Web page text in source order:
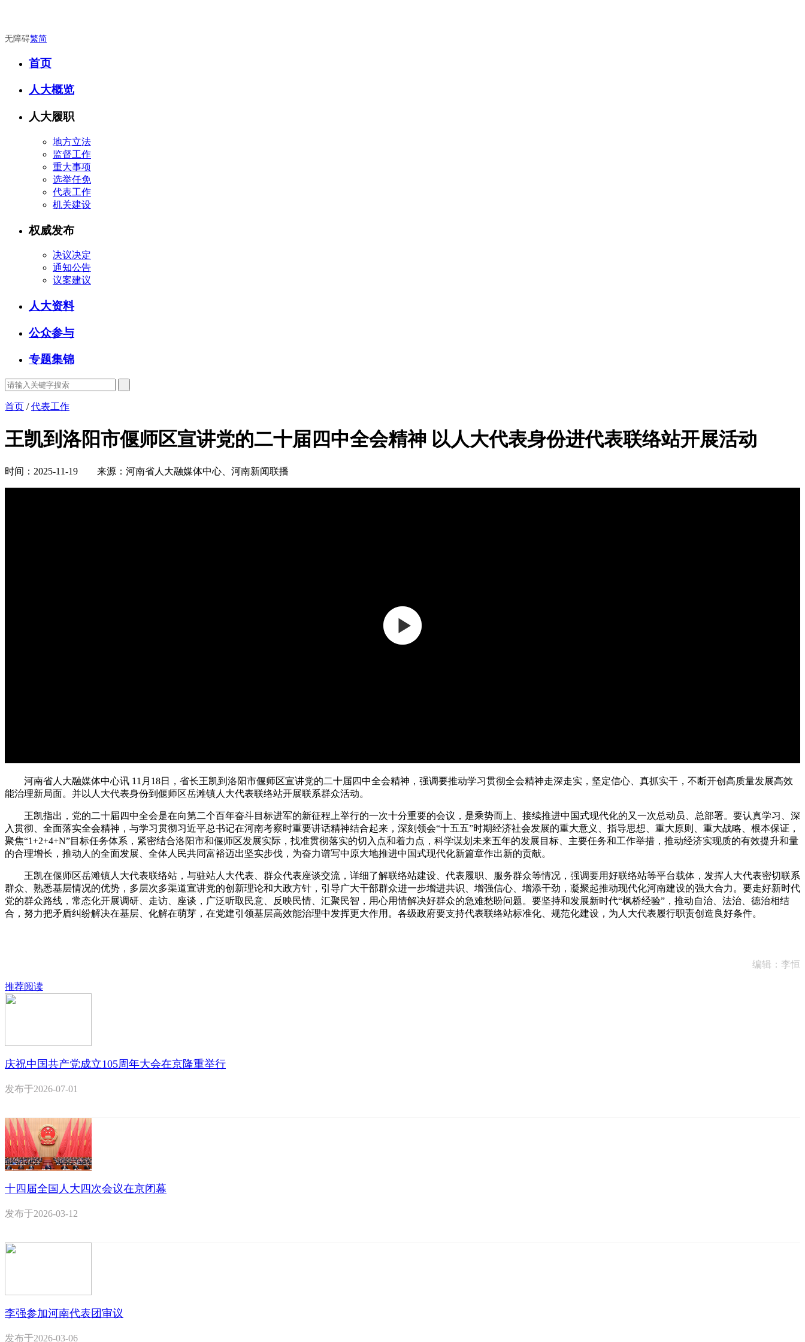
无障碍繁简
首页
人大概览
人大履职
地方立法
监督工作
重大事项
选举任免
代表工作
机关建设
权威发布
决议决定
通知公告
议案建议
人大资料
公众参与
专题集锦
首页 /代表工作
王凯到洛阳市偃师区宣讲党的二十届四中全会精神 以人大代表身份进代表联络站开展活动
时间：2025-11-19 来源：河南省人大融媒体中心、河南新闻联播
河南省人大融媒体中心讯 11月18日，省长王凯到洛阳市偃师区宣讲党的二十届四中全会精神，强调要推动学习贯彻全会精神走深走实，坚定信心、真抓实干，不断开创高质量发展高效
能治理新局面。并以人大代表身份到偃师区岳滩镇人大代表联络站开展联系群众活动。
王凯指出，党的二十届四中全会是在向第二个百年奋斗目标进军的新征程上举行的一次十分重要的会议，是乘势而上、接续推进中国式现代化的又一次总动员、总部署。要认真学习、深
入贯彻、全面落实全会精神，与学习贯彻习近平总书记在河南考察时重要讲话精神结合起来，深刻领会“十五五”时期经济社会发展的重大意义、指导思想、重大原则、重大战略、根本保证，
聚焦“1+2+4+N”目标任务体系，紧密结合洛阳市和偃师区发展实际，找准贯彻落实的切入点和着力点，科学谋划未来五年的发展目标、主要任务和工作举措，推动经济实现质的有效提升和量
的合理增长，推动人的全面发展、全体人民共同富裕迈出坚实步伐，为奋力谱写中原大地推进中国式现代化新篇章作出新的贡献。
王凯在偃师区岳滩镇人大代表联络站，与驻站人大代表、群众代表座谈交流，详细了解联络站建设、代表履职、服务群众等情况，强调要用好联络站等平台载体，发挥人大代表密切联系
群众、熟悉基层情况的优势，多层次多渠道宣讲党的创新理论和大政方针，引导广大干部群众进一步增进共识、增强信心、增添干劲，凝聚起推动现代化河南建设的强大合力。要走好新时代
党的群众路线，常态化开展调研、走访、座谈，广泛听取民意、反映民情、汇聚民智，用心用情解决好群众的急难愁盼问题。要坚持和发展新时代“枫桥经验”，推动自治、法治、德治相结
合，努力把矛盾纠纷解决在基层、化解在萌芽，在党建引领基层高效能治理中发挥更大作用。各级政府要支持代表联络站标准化、规范化建设，为人大代表履行职责创造良好条件。
编辑：李恒
推荐阅读
庆祝中国共产党成立105周年大会在京隆重举行
发布于2026-07-01
十四届全国人大四次会议在京闭幕
发布于2026-03-12
李强参加河南代表团审议
发布于2026-03-06